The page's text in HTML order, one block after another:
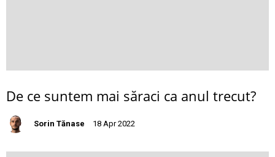
De ce suntem mai săraci ca anul trecut?
Sorin Tănase 18 Apr 2022